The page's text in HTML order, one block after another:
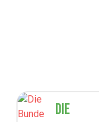
Die